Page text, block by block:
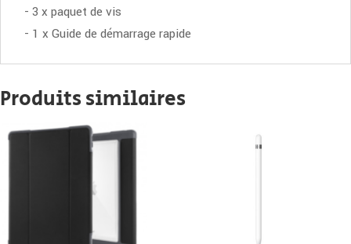
- 3 x paquet de vis
- 1 x Guide de démarrage rapide
Produits similaires